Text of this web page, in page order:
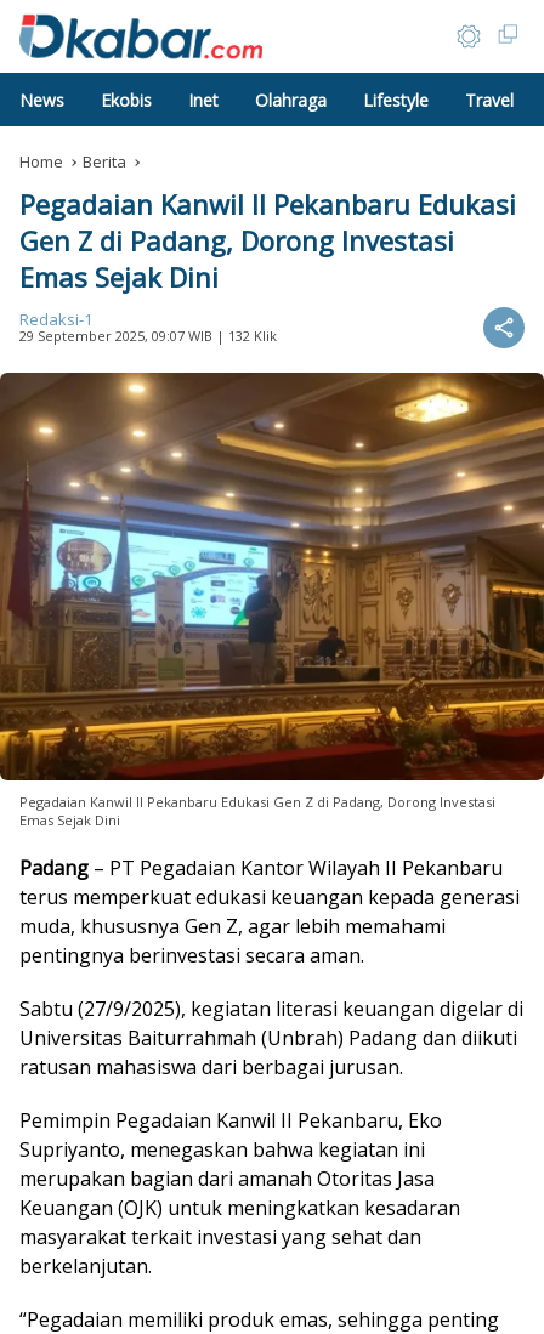
News Ekobis Inet Olahraga Lifestyle Travel
Home Berita
Pegadaian Kanwil II Pekanbaru Edukasi
Gen Z di Padang, Dorong Investasi
Emas Sejak Dini
Redaksi-1
29 September 2025, 09:07 WIB | 132 Klik
Pegadaian Kanwil II Pekanbaru Edukasi Gen Z di Padang, Dorong Investasi
Emas Sejak Dini
Padang – PT Pegadaian Kantor Wilayah II Pekanbaru
terus memperkuat edukasi keuangan kepada generasi
muda, khususnya Gen Z, agar lebih memahami
pentingnya berinvestasi secara aman.
Sabtu (27/9/2025), kegiatan literasi keuangan digelar di
Universitas Baiturrahmah (Unbrah) Padang dan diikuti
ratusan mahasiswa dari berbagai jurusan.
Pemimpin Pegadaian Kanwil II Pekanbaru, Eko
Supriyanto, menegaskan bahwa kegiatan ini
merupakan bagian dari amanah Otoritas Jasa
Keuangan (OJK) untuk meningkatkan kesadaran
masyarakat terkait investasi yang sehat dan
berkelanjutan.
“Pegadaian memiliki produk emas, sehingga penting